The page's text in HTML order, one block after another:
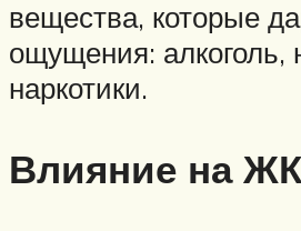
вещества, которые
ощущения: алкоголь,
наркотики.
Влияние на